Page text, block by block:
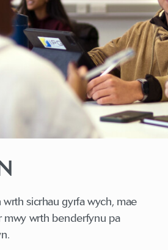
sicrhau gyrfa wych, mae
mwy wrth benderfynu pa